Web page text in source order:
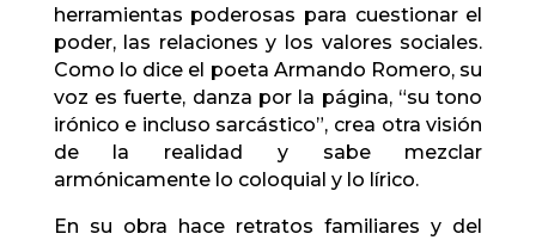
herramientas poderosas para cuestionar el
poder, las relaciones y los valores sociales.
Como lo dice el poeta Armando Romero, su
voz es fuerte, danza por la página, “su tono
irónico e incluso sarcástico”, crea otra visión
de la realidad y sabe mezclar
armónicamente lo coloquial y lo lírico.
En su obra hace retratos familiares y del